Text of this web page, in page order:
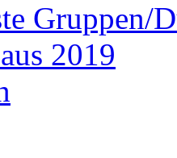
Gruppen/
2019